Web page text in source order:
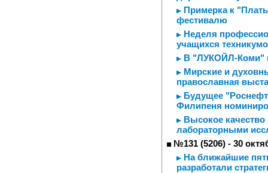
Примерка к
фестивалю
Неделя
учащихся
В "ЛУКОЙЛ-Коми"
Мирские и
православная
Будущее
Филипеня
Высокое
лабораторными
№131 (5206) - 30
На ближайшие
разработали